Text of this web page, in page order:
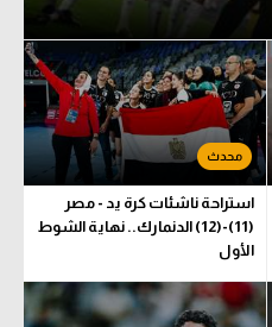
استراحة ناشئات كرة يد - مصر
(11)-(12) الدنمارك.. نهاية الشوط
الأول